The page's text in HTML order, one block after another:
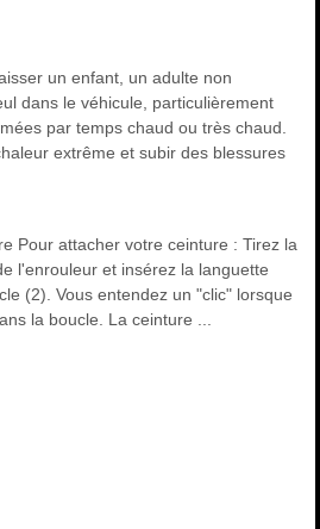
un enfant, un adulte non
dans le véhicule, particulièrement
par temps chaud ou très chaud.
extrême et subir des blessures
Pour attacher votre ceinture : Tirez la
l'enrouleur et insérez la languette
(2). Vous entendez un "clic" lorsque
la boucle. La ceinture ...